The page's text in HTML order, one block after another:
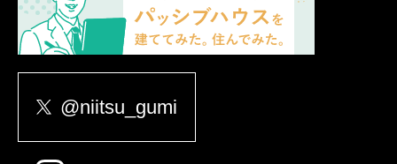
@niitsu_gumi